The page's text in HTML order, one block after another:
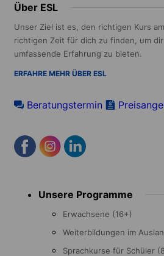
Über ESL
Unser Ziel ist es, den richtigen Kurs
richtigen Zeit für dich zu finden, um
umfassende Erfahrung zu bieten.
ERFAHRE MEHR ÜBER ESL
Beratungstermin
menu Unsere Programme
Erwachsene (16+)
Weiterbildungen im
Sprachkurse für Schüler